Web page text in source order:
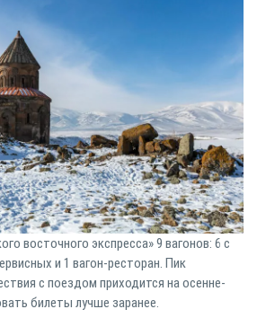
восточного экспресса» 9 вагонов: 6 с
и 1 вагон-ресторан. Пик
с поездом приходится на осенне-
билеты лучше заранее.